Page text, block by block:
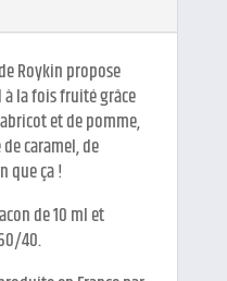
Roykin propose
à la fois fruité grâce
et de pomme,
caramel, de
que ça !
de 10 ml et
40.